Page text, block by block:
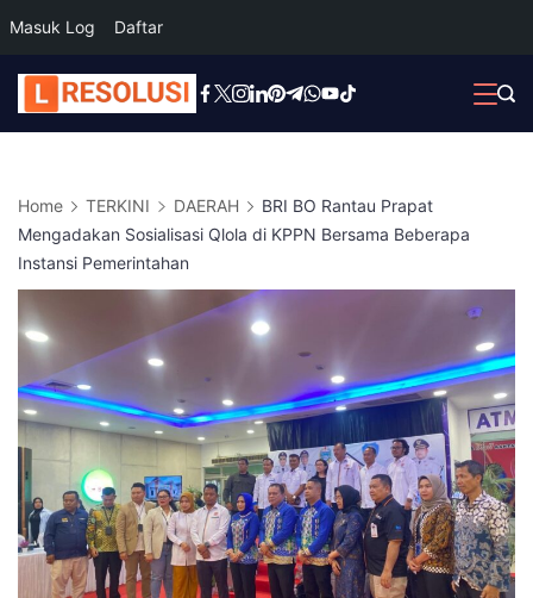
Masuk Log Daftar
Skip
to
Home TERKINI DAERAH
BRI BO Rantau Prapat
Mengadakan Sosialisasi Qlola di KPPN Bersama Beberapa
Instansi Pemerintahan